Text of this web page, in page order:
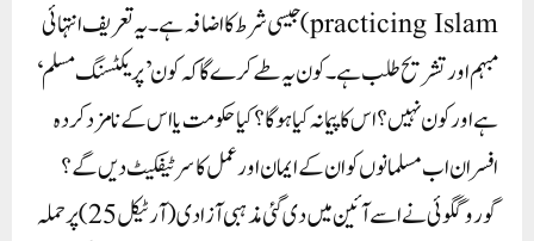
practicing Islam)جیسی شرط کا اضافہ ہے۔ یہ تعریف انتہائی
مبہم اور تشریح طلب ہے۔ کون یہ طے کرے گا کہ کون ’پریکٹسنگ مسلم‘
ہے اور کون نہیں؟ اس کا پیمانہ کیا ہوگا؟ کیا حکومت یا اس کے نامزد کردہ
افسران اب مسلمانوں کو ان کے ایمان اور عمل کا سرٹیفکیٹ دیں گے؟
گورو گگوئی نے اسے آئین میں دی گئی مذہبی آزادی (آرٹیکل 25) پر حملہ